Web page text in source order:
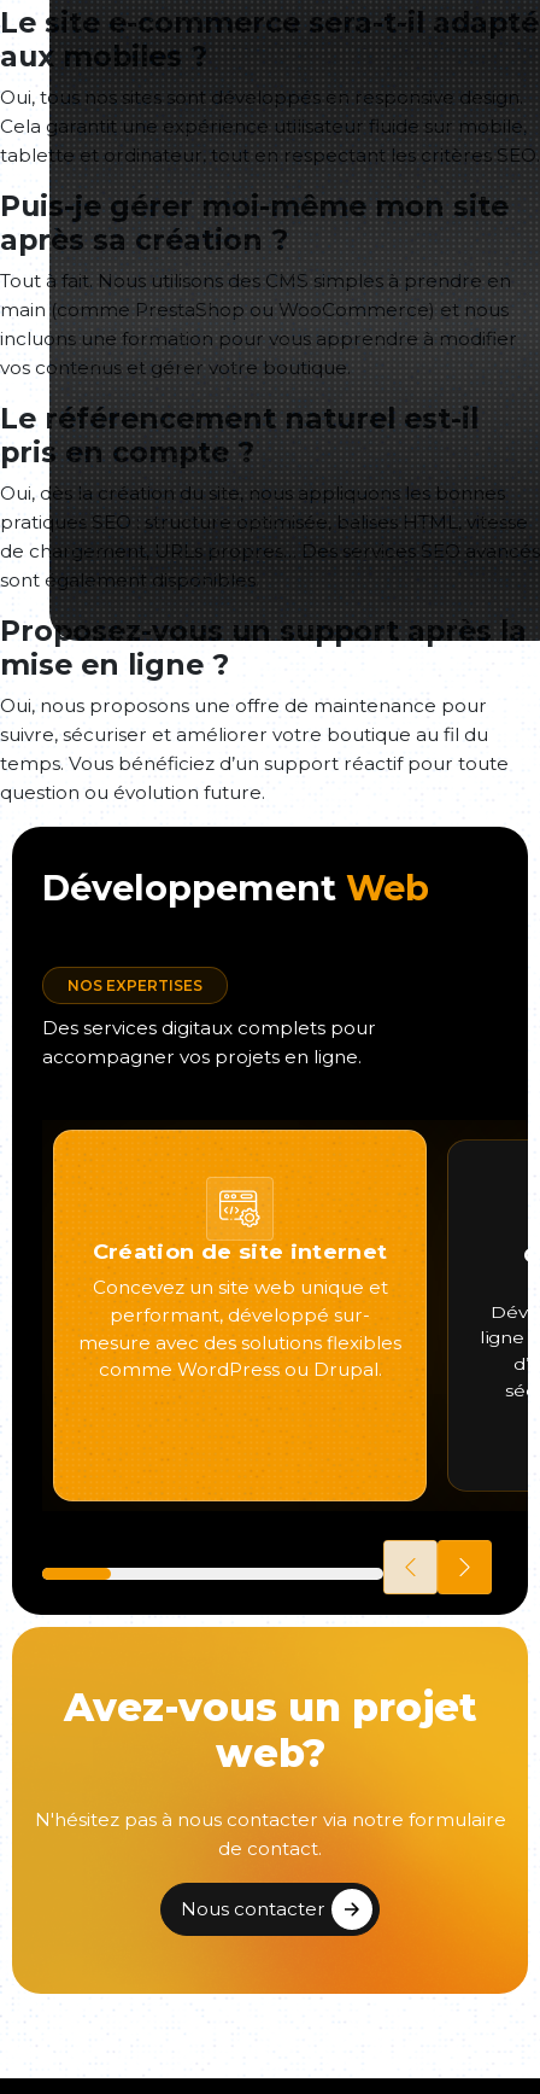
Le site e-commerce sera-t-il adapté
aux mobiles ?
Oui, tous nos sites sont développés en responsive design.
Cela garantit une expérience utilisateur fluide sur mobile,
tablette et ordinateur, tout en respectant les critères SEO.
Puis-je gérer moi-même mon site
après sa création ?
Tout à fait. Nous utilisons des CMS simples à prendre en
main (comme PrestaShop ou WooCommerce) et nous
incluons une formation pour vous apprendre à modifier
vos contenus et gérer votre boutique.
Le référencement naturel est-il
pris en compte ?
Oui, dès la création du site, nous appliquons les bonnes
pratiques SEO : structure optimisée, balises HTML, vitesse
de chargement, URLs propres… Des services SEO avancés
sont également disponibles.
Proposez-vous un support après la
mise en ligne ?
Oui, nous proposons une offre de maintenance pour
suivre, sécuriser et améliorer votre boutique au fil du
temps. Vous bénéficiez d’un support réactif pour toute
question ou évolution future.
DéveloppementWeb
NOS EXPERTISES
Des services digitaux complets pour
accompagner vos projets en ligne.
Création de site internet
Concevez un site web unique et
performant, développé sur-
mesure avec des solutions flexibles
comme WordPress ou Drupal.
ligne
Avez-vous un projet
web?
N'hésitez pas à nous contacter via notre formulaire
de contact.
Nous contacter